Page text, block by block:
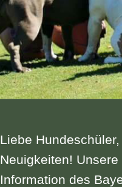
Liebe
Neuigkeiten!
Information des